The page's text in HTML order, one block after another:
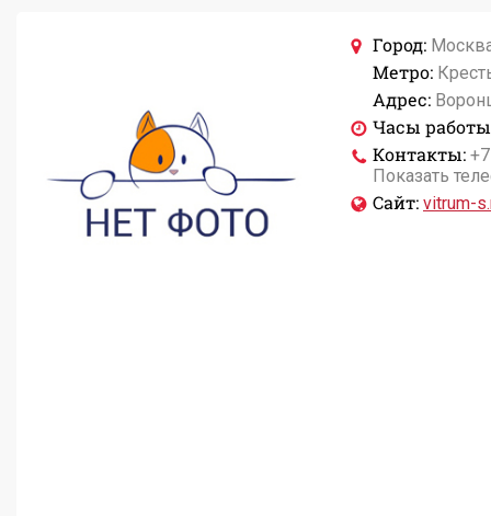
Город:
Метро:
Адрес:
Часы
Контакты:
Показать
Сайт: vitrum-